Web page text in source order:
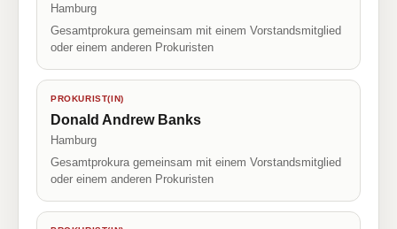
Hamburg
Gesamtprokura gemeinsam mit einem Vorstandsmitglied
oder einem anderen Prokuristen
PROKURIST(IN)
Donald Andrew Banks
Hamburg
Gesamtprokura gemeinsam mit einem Vorstandsmitglied
oder einem anderen Prokuristen